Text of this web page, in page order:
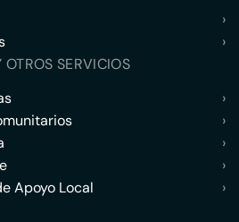
›
›
SERVICIOS
›
›
›
›
Apoyo Local
›